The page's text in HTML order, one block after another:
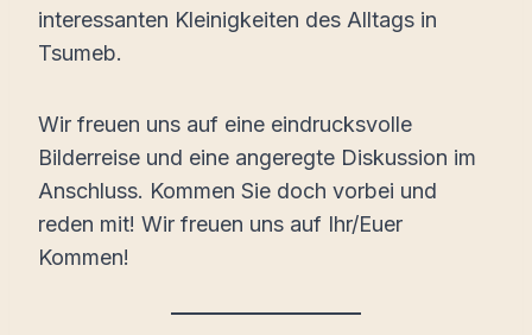
interessanten Kleinigkeiten des Alltags in
Tsumeb.
Wir freuen uns auf eine eindrucksvolle
Bilderreise und eine angeregte Diskussion im
Anschluss. Kommen Sie doch vorbei und
reden mit! Wir freuen uns auf Ihr/Euer
Kommen!